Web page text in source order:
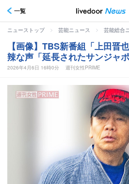
一覧
ニューストップ > 芸能ニュース > 芸能総合
【画像】TBS新番組「上田晋
辣な声「延長されたサンジャポ
2026年4月6日 16時0分 週刊女性PRIME